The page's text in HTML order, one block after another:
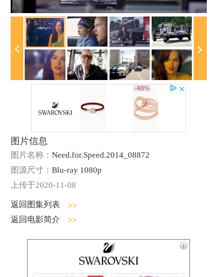
图片信息
图片名称： Need.for.Speed.2014_08872
图源尺寸： Blu-ray 1080p
上传于2020-11-08
返回图集列表
返回电影简介